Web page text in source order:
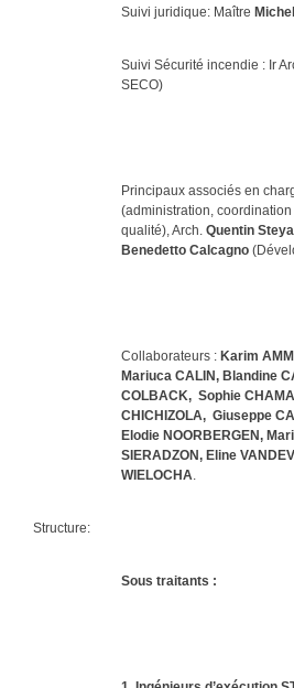
Suivi juridique: Maître
Suivi Sécurité incendie : Ir
SECO)
Principaux associés en
(administration,
qualité), Arch. Quentin
Benedetto Calcagno
Collaborateurs : Karim
Mariuca CALIN, Blandine
COLBACK, Sophie
CHICHIZOLA, Giuseppe
Elodie NOORBERGEN,
SIERADZON, Eline
WIELOCHA.
Structure:
Sous traitants :